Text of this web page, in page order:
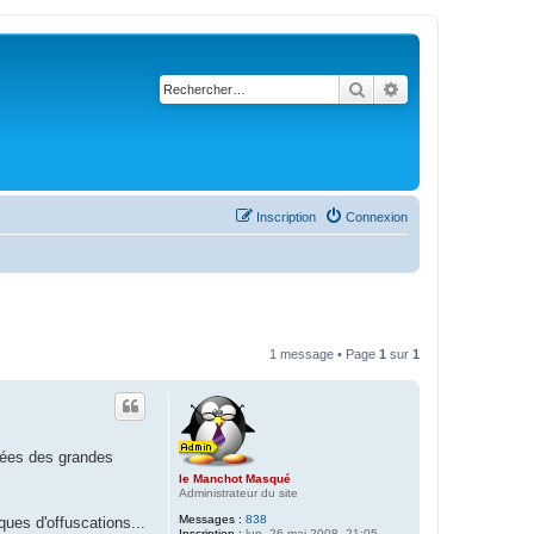
Rechercher
Connexion
Inscription
1 message • Page 1 sur 1
le Manchot Masqué
Administrateur du site
Messages : 838
des grandes
d'offuscations...